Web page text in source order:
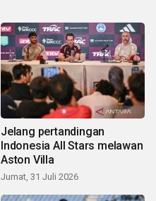
Jelang pertandingan
Indonesia All Stars melawan
Aston Villa
Jumat, 31 Juli 2026